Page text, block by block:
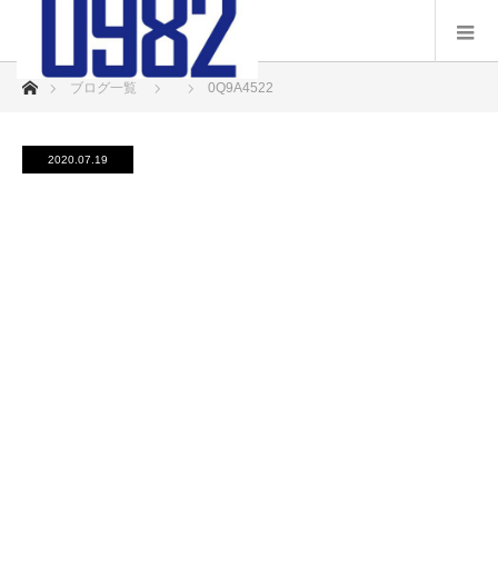
ホームブログ一覧 0Q9A4522
2020.07.19